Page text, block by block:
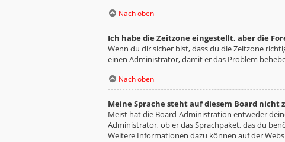
Nach oben
Ich habe die Zeitzone eingestellt, aber die
Wenn du dir sicher bist, dass du die Zeitzone
einen Administrator, damit er das Problem
Nach oben
Meine Sprache steht auf diesem Board nicht
Meist hat die Board-Administration entweder
Administrator, ob er das Sprachpaket, das du
Weitere Informationen dazu können auf der